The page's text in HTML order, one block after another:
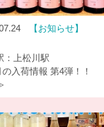
お知らせ
：上松川駅
の入荷情報 第4弾！！